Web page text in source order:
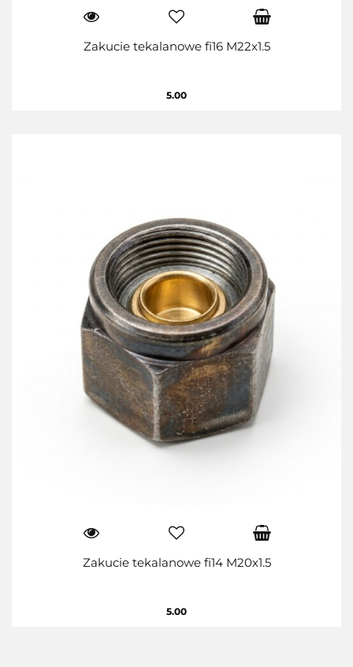
Zakucie tekalanowe fi16 M22x1.5
5.00
Zakucie tekalanowe fi14 M20x1.5
5.00